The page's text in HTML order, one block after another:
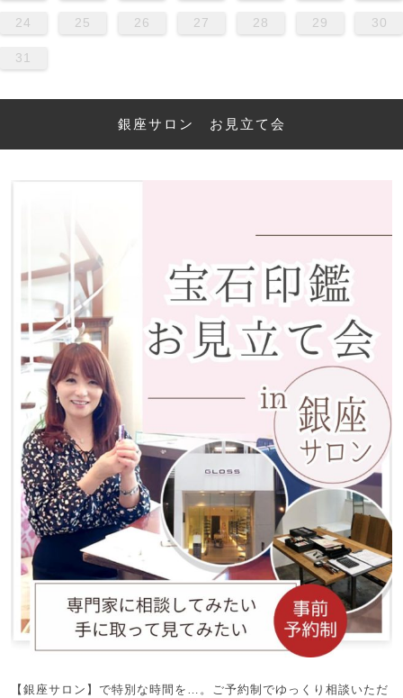
24 25 26 27 28 29 30
31
銀座サロン お見立て会
【銀座サロン】で特別な時間を…。ご予約制でゆっくり相談いただ